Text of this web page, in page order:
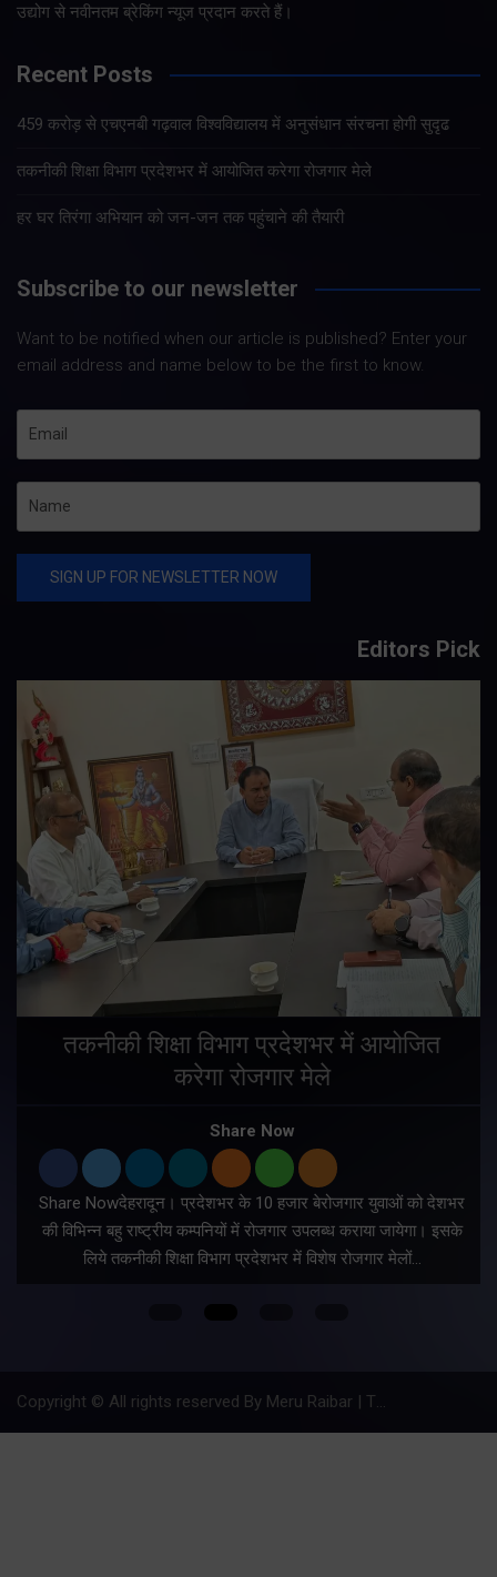
उद्योग से नवीनतम ब्रेकिंग न्यूज प्रदान करते हैं।
Recent Posts
459 करोड़ से एचएनबी गढ़वाल विश्वविद्यालय में अनुसंधान संरचना होगी सुदृढ
तकनीकी शिक्षा विभाग प्रदेशभर में आयोजित करेगा रोजगार मेले
हर घर तिरंगा अभियान को जन-जन तक पहुंचाने की तैयारी
Subscribe to our newsletter
Want to be notified when our article is published? Enter your
email address and name below to be the first to know.
Editors Pick
तकनीकी शिक्षा विभाग प्रदेशभर में आयोजित
करेगा रोजगार मेले
Share Now
Share Nowदेहरादून। प्रदेशभर के 10 हजार बेरोजगार युवाओं को देशभर
की विभिन्न बहु राष्ट्रीय कम्पनियों में रोजगार उपलब्ध कराया जायेगा। इसके
लिये तकनीकी शिक्षा विभाग प्रदेशभर में विशेष रोजगार मेलों…
Copyright © All rights reserved By Meru Raibar | Theme by